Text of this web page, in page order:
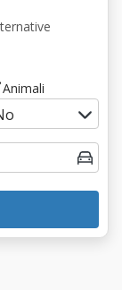
Animali